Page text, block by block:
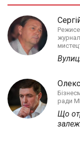
ради
Що